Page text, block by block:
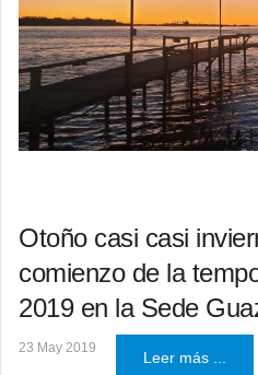
Otoño casi casi
comienzo de la
2019 en la Sede
23 May 2019
Leer más ...